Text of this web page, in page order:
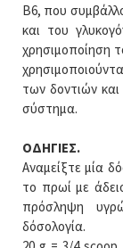
B6, που
και του
χρησιμοποίηση
των δοντιών
σύστημα.
ΟΔΗΓΙΕΣ.
Αναμείξτε μία
το πρωί με
πρόσληψη
δόσολογία.